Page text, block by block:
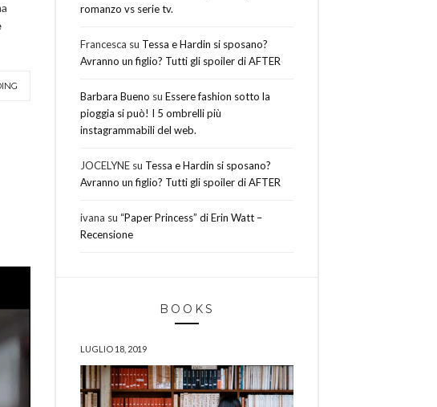
romanzo vs serie tv.
Francesca su Tessa e Hardin si sposano?
Avranno un figlio? Tutti gli spoiler di AFTER
Barbara Bueno su Essere fashion sotto la
pioggia si può! I 5 ombrelli più
instagrammabili del web.
JOCELYNE su Tessa e Hardin si sposano?
Avranno un figlio? Tutti gli spoiler di AFTER
ivana su “Paper Princess” di Erin Watt –
Recensione
BOOKS
LUGLIO 18, 2019